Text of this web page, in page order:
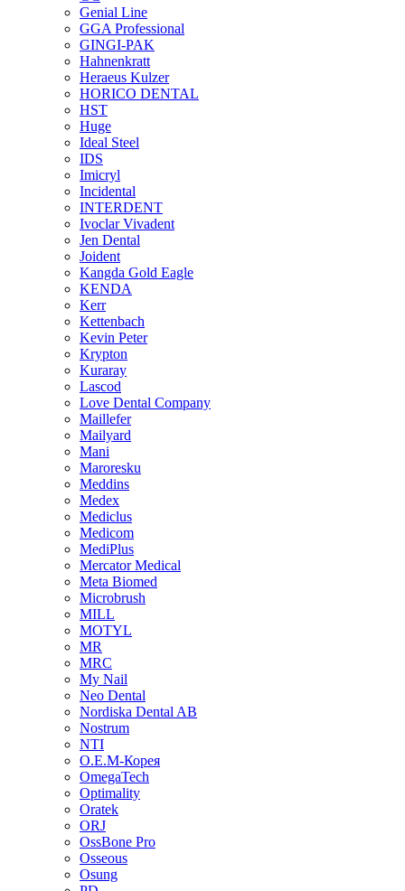
Genial Line
GGA Professional
GINGI-PAK
Hahnenkratt
Heraeus Kulzer
HORICO DENTAL
HST
Huge
Ideal Steel
IDS
Imicryl
Incidental
INTERDENT
Ivoclar Vivadent
Jen Dental
Joident
Kangda Gold Eagle
KENDA
Kerr
Kettenbach
Kevin Peter
Krypton
Kuraray
Lascod
Love Dental Company
Maillefer
Mailyard
Mani
Maroresku
Meddins
Medex
Mediclus
Medicom
MediPlus
Mercator Medical
Meta Biomed
Microbrush
MILL
MOTYL
MR
MRC
My Nail
Neo Dental
Nordiska Dental AB
Nostrum
NTI
O.E.M-Корея
OmegaTech
Optimality
Oratek
ORJ
OssBone Pro
Osseous
Osung